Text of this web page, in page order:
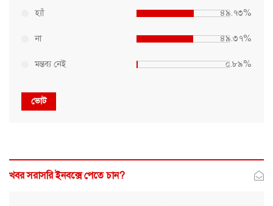
হ্যাঁ ৪৯.৭৩%
না ৪৯.৩৭%
মন্তব্য নেই ০.৮৯%
ভোট
খবর সরাসরি ইনবক্সে পেতে চান?